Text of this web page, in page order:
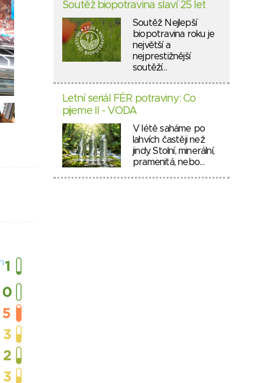
Soutěž biopotravina slaví 25 let
Soutěž Nejlepší
biopotravina roku je
největší a
nejprestižnější
soutěží…
Letní seriál FÉR potraviny: Co
pijeme II - VODA
V létě saháme po
lahvích častěji než
jindy. Stolní, minerální,
pramenitá, nebo…